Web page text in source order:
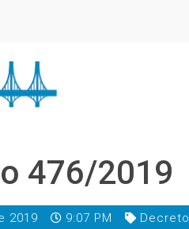
476/2019
2019 9:07 PM Decreto